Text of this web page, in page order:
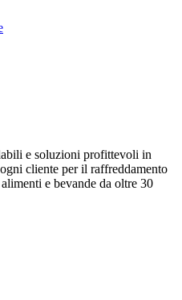
e soluzioni profittevoli in
cliente per il raffreddamento
e bevande da oltre 30